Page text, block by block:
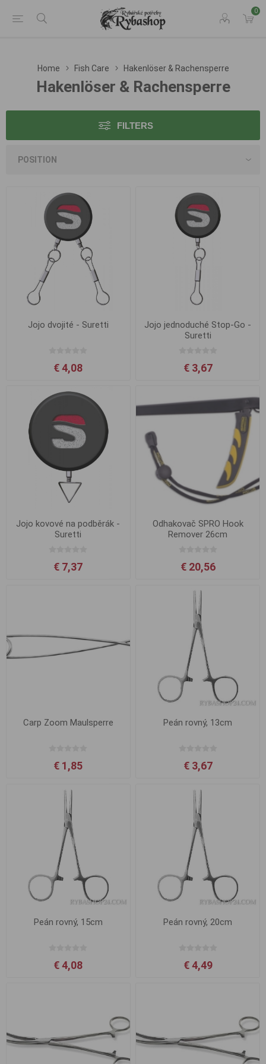
0
Home Fish Care Hakenlöser & Rachensperre
Hakenlöser & Rachensperre
FILTERS
Jojo dvojité - Suretti
€ 4,08
Jojo jednoduché Stop-Go -
Suretti
€ 3,67
Jojo kovové na podběrák -
Suretti
€ 7,37
Odhakovač SPRO Hook
Remover 26cm
€ 20,56
Carp Zoom Maulsperre
€ 1,85
Peán rovný, 13cm
€ 3,67
Peán rovný, 15cm
€ 4,08
Peán rovný, 20cm
€ 4,49